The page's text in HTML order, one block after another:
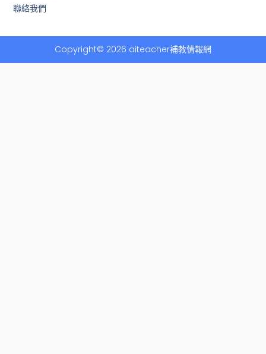
聯絡我們
Copyright© 2026 aiteacher補教情報網